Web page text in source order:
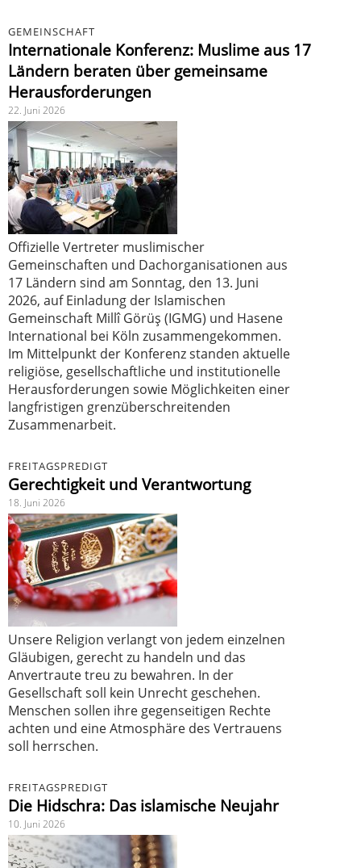
GEMEINSCHAFT
Internationale Konferenz: Muslime aus 17
Ländern beraten über gemeinsame
Herausforderungen
22. Juni 2026
Offizielle Vertreter muslimischer
Gemeinschaften und Dachorganisationen aus
17 Ländern sind am Sonntag, den 13. Juni
2026, auf Einladung der Islamischen
Gemeinschaft Millî Görüş (IGMG) und Hasene
International bei Köln zusammengekommen.
Im Mittelpunkt der Konferenz standen aktuelle
religiöse, gesellschaftliche und institutionelle
Herausforderungen sowie Möglichkeiten einer
langfristigen grenzüberschreitenden
Zusammenarbeit.
FREITAGSPREDIGT
Gerechtigkeit und Verantwortung
18. Juni 2026
Unsere Religion verlangt von jedem einzelnen
Gläubigen, gerecht zu handeln und das
Anvertraute treu zu bewahren. In der
Gesellschaft soll kein Unrecht geschehen.
Menschen sollen ihre gegenseitigen Rechte
achten und eine Atmosphäre des Vertrauens
soll herrschen.
FREITAGSPREDIGT
Die Hidschra: Das islamische Neujahr
10. Juni 2026